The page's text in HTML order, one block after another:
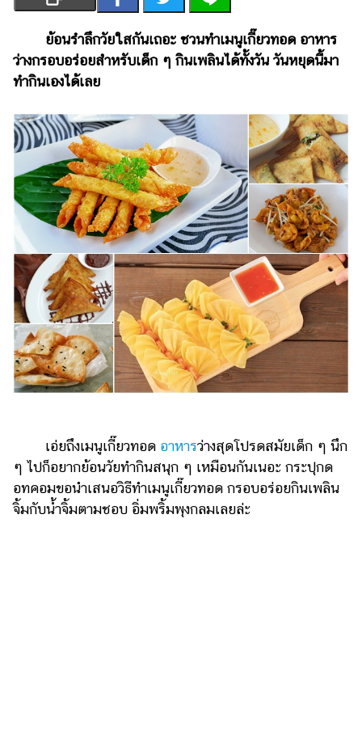
การ
ศึกษา
บันเทิง
ดู
หนัง
Music
Station
ละคร
บันเทิง
เกาหลี
ไลฟ์
ไตล์
ดูด
หญิง
สุขภาพ
ย้อนรำลึกวัยใสกันเถอะ ชวนทำเมนูเกี๊ยวทอด อาหาร
ว่างกรอบอร่อยสำหรับเด็ก ๆ กินเพลินได้ทั้งวัน วันหยุดนี้มา
ทำกินเองได้เลย
เอ่ยถึงเมนูเกี๊ยวทอด อาหารว่างสุดโปรดสมัยเด็ก ๆ นึก
ๆ ไปก็อยากย้อนวัยทำกินสนุก ๆ เหมือนกันเนอะ กระปุกด
อทคอมขอนำเสนอวิธีทำเมนูเกี๊ยวทอด กรอบอร่อยกินเพลิน
จิ้มกับน้ำจิ้มตามชอบ อิ่มพริ้มพุงกลมเลยล่ะ